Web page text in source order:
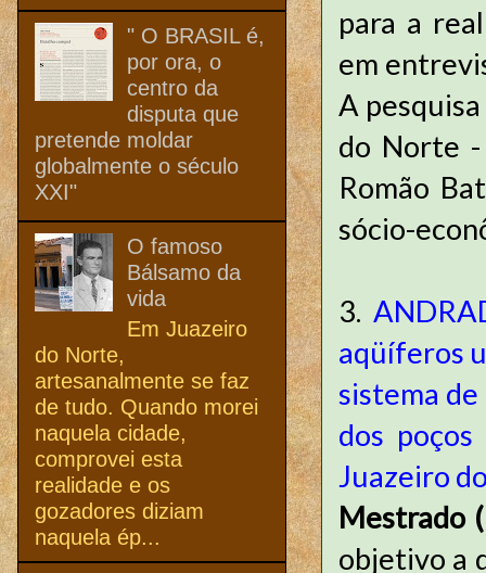
para a
em
A
do Norte -
Romão
sócio-
3.
aqüíferos
sistema
dos
Juazeiro
Mestrado
objetivo a
" O BRASIL é,
por ora, o
centro da
disputa que
pretende moldar
globalmente o século
XXI"
O famoso
Bálsamo da
vida
Em Juazeiro
do Norte,
artesanalmente se faz
de tudo. Quando morei
naquela cidade,
comprovei esta
realidade e os
gozadores diziam
naquela ép...